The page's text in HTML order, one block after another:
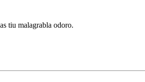
tiu malagrabla odoro.